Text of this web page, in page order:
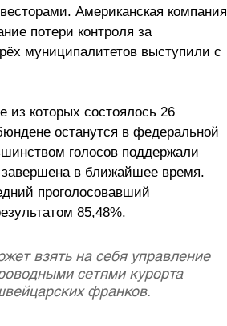
Американская компания
потери контроля за
муниципалитетов выступили с
из которых состоялось 26
останутся в федеральной
голосов поддержали
завершена в ближайшее время.
проголосовавший
85,48%.
взять на себя управление
сетями курорта
франков.